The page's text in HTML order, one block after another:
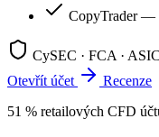
CopyTrader —
CySEC · FCA · ASIC
Otevřít účet
Recenze
51 % retailových CFD